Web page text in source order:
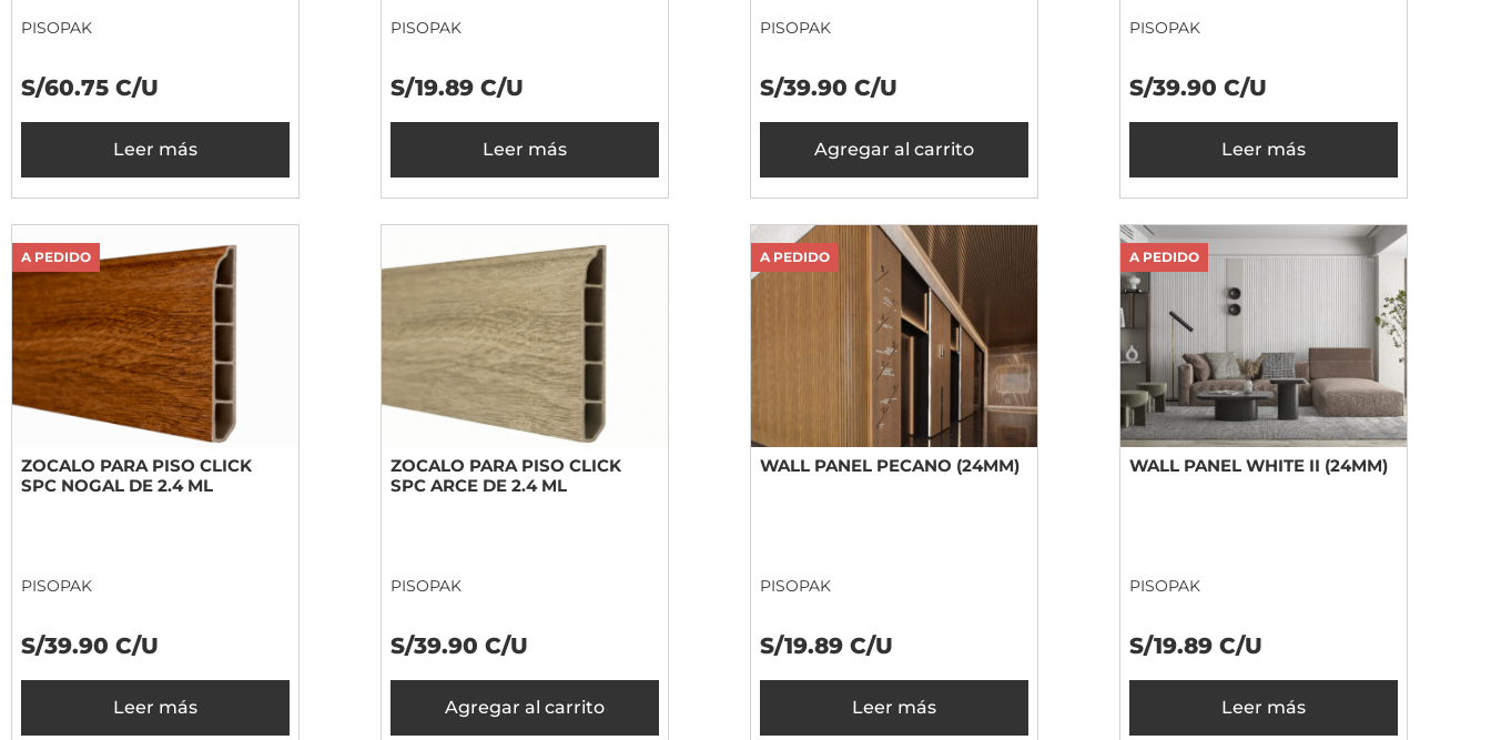
PISOPAK
S/60.75 C/U
Leer más
PISOPAK
S/19.89 C/U
Leer más
PISOPAK
S/39.90 C/U
Agregar al carrito
PISOPAK
S/39.90 C/U
Leer más
A PEDIDO
ZOCALO PARA PISO CLICK
SPC NOGAL DE 2.4 ML
PISOPAK
S/39.90 C/U
Leer más
ZOCALO PARA PISO CLICK
SPC ARCE DE 2.4 ML
PISOPAK
S/39.90 C/U
Agregar al carrito
A PEDIDO
WALL PANEL PECANO (24MM)
PISOPAK
S/19.89 C/U
Leer más
A PEDIDO
WALL PANEL WHITE II (24MM)
PISOPAK
S/19.89 C/U
Leer más